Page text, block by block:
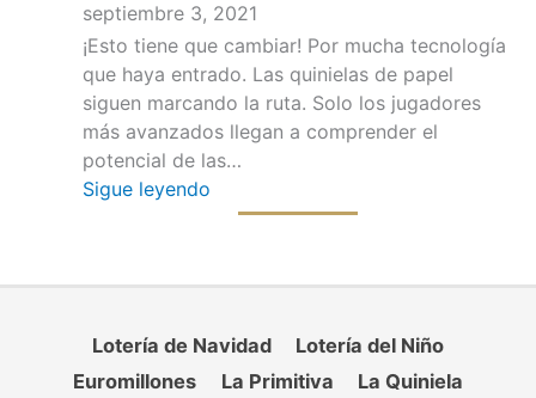
septiembre 3, 2021
¡Esto tiene que cambiar! Por mucha tecnología
que haya entrado. Las quinielas de papel
siguen marcando la ruta. Solo los jugadores
más avanzados llegan a comprender el
potencial de las…
Sigue leyendo
Lotería de Navidad
Lotería del Niño
Euromillones
La Primitiva La Quiniela